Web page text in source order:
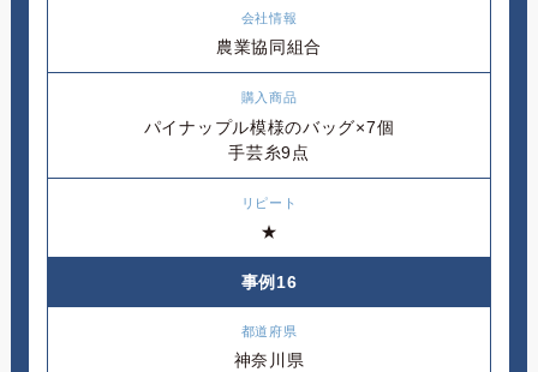
農業協同組合
パイナップル模様のバッグ×7個
手芸糸9点
★
事例16
神奈川県